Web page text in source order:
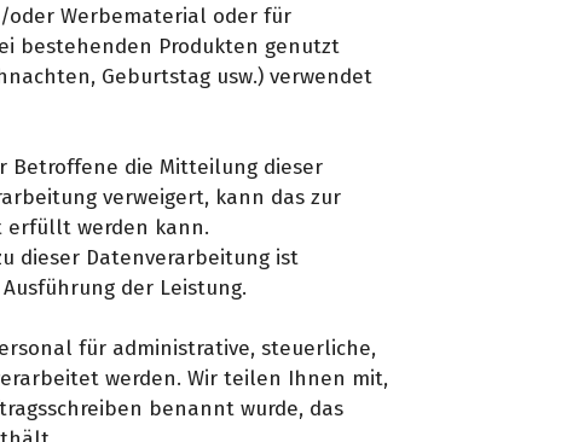
oder Werbematerial oder für
bestehenden Produkten genutzt
Geburtstag usw.) verwendet
Betroffene die Mitteilung dieser
verweigert, kann das zur
erfüllt werden kann.
dieser Datenverarbeitung ist
der Leistung.
für administrative, steuerliche,
werden. Wir teilen Ihnen mit,
benannt wurde, das